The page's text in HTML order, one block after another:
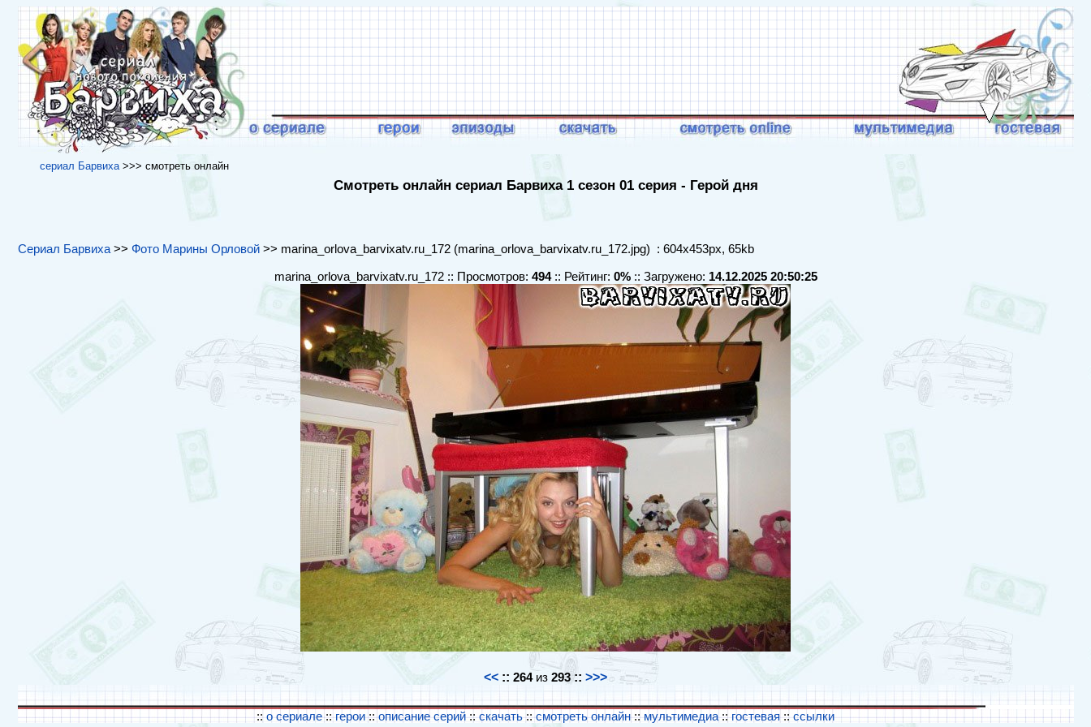
cериал Барвиха>>> cмотреть онлайн
Смотреть онлайн сериал Барвиха 1 сезон 01 серия - Герой дня
Сериал Барвиха>> Фото Марины Орловой>> marina_orlova_barvixatv.ru_172 (marina_orlova_barvixatv.ru_172.jpg) : 604x453px, 65kb
marina_orlova_barvixatv.ru_172 :: Просмотров: 494:: Рейтинг: 0%:: Загружено: 14.12.2025 20:50:25
<< :: 264из 293 :: >>>
::о сериале::герои::описание серий :: скачать::смотреть онлайн:: мультимедиа:: гостевая:: ссылки